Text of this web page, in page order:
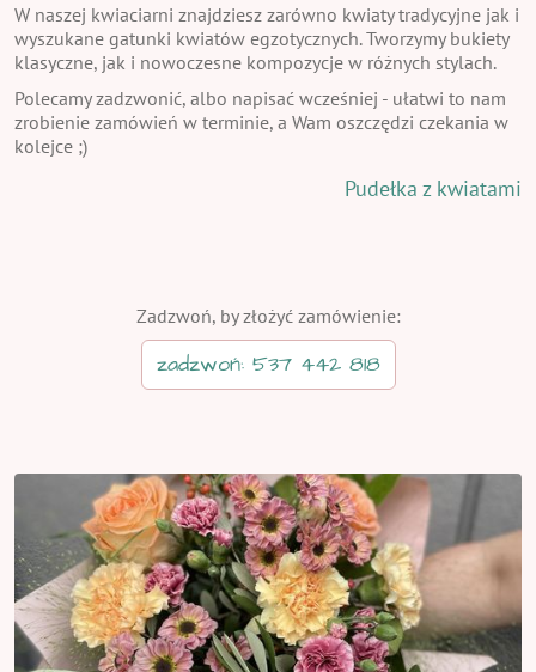
W naszej kwiaciarni znajdziesz zarówno kwiaty tradycyjne jak i
wyszukane gatunki kwiatów egzotycznych. Tworzymy bukiety
klasyczne, jak i nowoczesne kompozycje w różnych stylach.
Polecamy zadzwonić, albo napisać wcześniej - ułatwi to nam
zrobienie zamówień w terminie, a Wam oszczędzi czekania w
kolejce ;)
Pudełka z kwiatami
Zadzwoń, by złożyć zamówienie:
zadzwoń: 537 442 818